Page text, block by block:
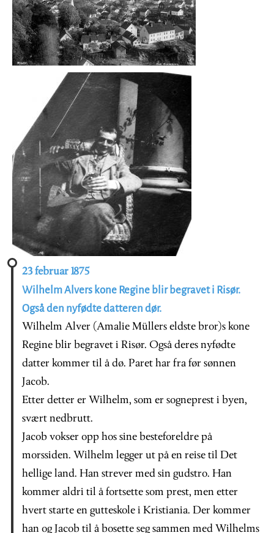
23 februar 1875
Wilhelm Alvers kone Regine blir begravet i Risør.
Også den nyfødte datteren dør.
Wilhelm Alver (Amalie Müllers eldste bror)s kone
Regine blir begravet i Risør. Også deres nyfødte
datter kommer til å dø. Paret har fra før sønnen
Jacob.
Etter detter er Wilhelm, som er sogneprest i byen,
svært nedbrutt.
Jacob vokser opp hos sine besteforeldre på
morssiden. Wilhelm legger ut på en reise til Det
hellige land. Han strever med sin gudstro. Han
kommer aldri til å fortsette som prest, men etter
hvert starte en gutteskole i Kristiania. Der kommer
han og Jacob til å bosette seg sammen med Wilhelms